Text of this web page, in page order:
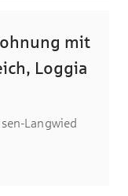
mit
Loggia
Langwied